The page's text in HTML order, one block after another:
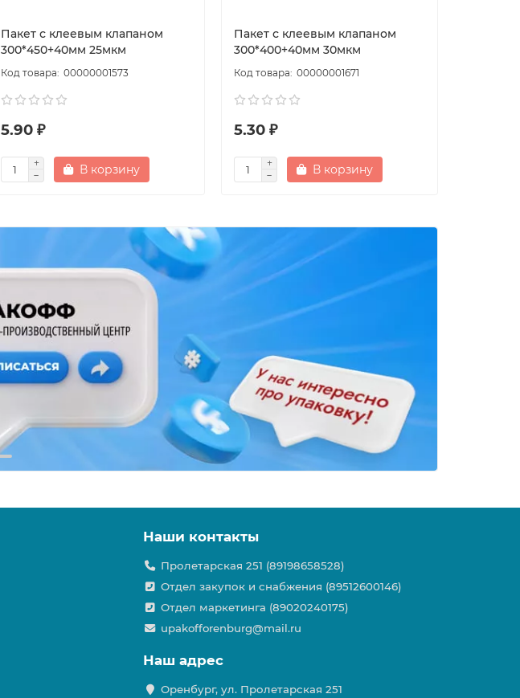
Пакет с клеевым клапаном
300*450+40мм 25мкм
00000001573
5.90 ₽
В корзину
Пакет с клеевым клапаном
300*400+40мм 30мкм
00000001671
5.30 ₽
В корзину
Наши контакты
Пролетарская 251 (89198658528)
Отдел закупок и снабжения (89512600146)
Отдел маркетинга (89020240175)
upakofforenburg@mail.ru
Наш адрес
Оренбург, ул. Пролетарская 251